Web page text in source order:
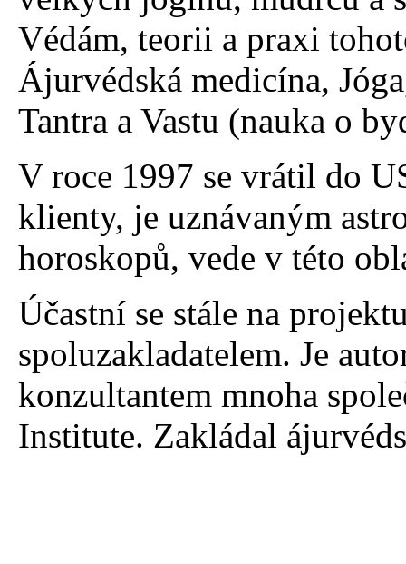
Védám, teorii a praxi
Ájurvédská medicína,
Tantra a Vastu (nauka o
V roce 1997 se vrátil do
klienty, je uznávaným
horoskopů, vede v této
Účastní se stále na
spoluzakladatelem. Je
konzultantem mnoha
Institute. Zakládal